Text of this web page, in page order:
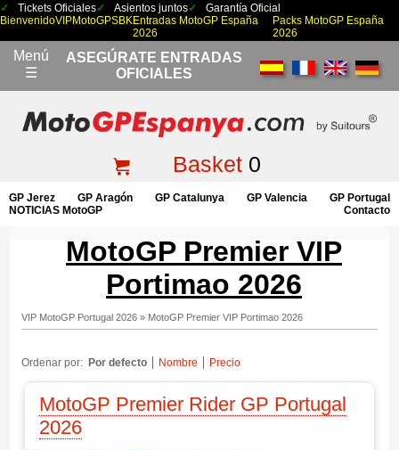
Tickets Oficiales Asientos juntos
Garantía Oficial
BienvenidoVIPMotoGPSBKEntradas MotoGP España
2026
Packs MotoGP España
2026
Menú
☰
ASEGÚRATE ENTRADAS
OFICIALES
Basket0
GP Jerez GP Aragón GP Catalunya GP Valencia
GP Portugal
NOTICIAS MotoGP
Contacto
MotoGP Premier VIP
Portimao 2026
VIP MotoGP Portugal 2026» MotoGP Premier VIP Portimao 2026
Ordenar por: Por defecto Nombre Precio
MotoGP Premier Rider GP Portugal
2026